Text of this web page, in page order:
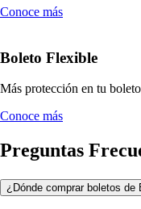
Conoce más
Boleto Flexible
Más protección en tu
Conoce más
Preguntas
¿Dónde comprar boletos